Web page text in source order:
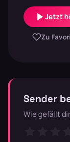
Jetzt
Zu
Sender
Wie gefällt